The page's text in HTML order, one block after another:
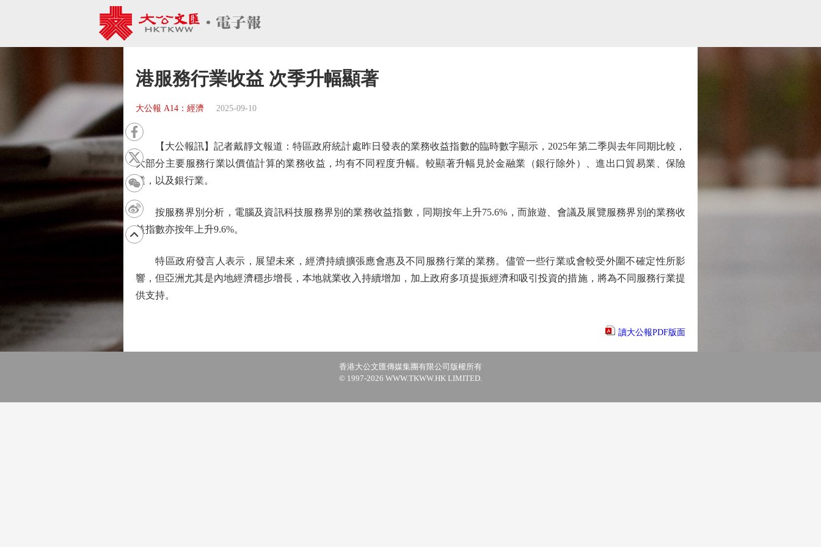
港服務行業收益 次季升幅顯著
大公報 A14：經濟 2025-09-10
【大公報訊】記者戴靜文報道：特區政府統計處昨日發表的業務收益指數的臨時數字顯示，2025年第二季與去年同期比較，
大部分主要服務行業以價值計算的業務收益，均有不同程度升幅。較顯著升幅見於金融業（銀行除外）、進出口貿易業、保險
業，以及銀行業。
按服務界別分析，電腦及資訊科技服務界別的業務收益指數，同期按年上升75.6%，而旅遊、會議及展覽服務界別的業務收
益指數亦按年上升9.6%。
特區政府發言人表示，展望未來，經濟持續擴張應會惠及不同服務行業的業務。儘管一些行業或會較受外圍不確定性所影
響，但亞洲尤其是內地經濟穩步增長，本地就業收入持續增加，加上政府多項提振經濟和吸引投資的措施，將為不同服務行業提
供支持。
讀大公報PDF版面
香港大公文匯傳媒集團有限公司版權所有
© 1997-2026 WWW.TKWW.HK LIMITED.